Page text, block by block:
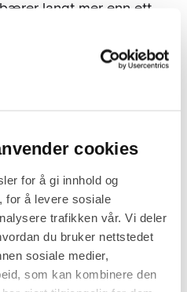
cookies
for å gi innhold og
for å levere sosiale
trafikken vår. Vi deler
du bruker nettstedet
sosiale medier,
som kan kombinere den
langt mer enn ett
og fysiske kanaler, og
Intern forankring,
og godt samspill er
en omnikanal-
en samarbeidspartner
som følger med
på tvers av en
POS, OMS, CRM/CDP,